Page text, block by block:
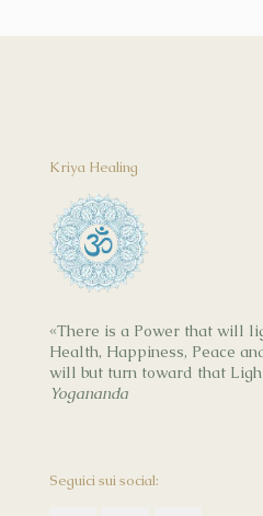
Kriya Healing
«There is a Power that will
Health, Happiness, Peace
will but turn toward that
Yogananda
Seguici sui social: